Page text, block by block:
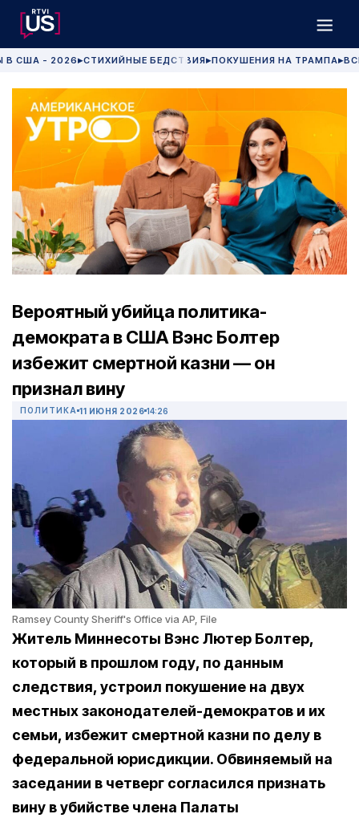
В США - 2026 ▶СТИХИЙНЫЕ БЕДСТВИЯ▶ПОКУШЕНИЯ НА ТРАМПА▶
Вероятный убийца политика-
демократа в США Вэнс Болтер
избежит смертной казни — он
признал вину
ПОЛИТИКА 11 ИЮНЯ 2026 14:26
Ramsey County Sheriff's Office via AP, File
Житель Миннесоты Вэнс Лютер Болтер,
который в прошлом году, по данным
следствия, устроил покушение на двух
местных законодателей-демократов и их
семьи, избежит смертной казни по делу в
федеральной юрисдикции. Обвиняемый на
заседании в четверг согласился признать
вину в убийстве члена Палаты